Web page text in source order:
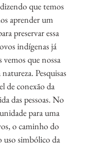
que temos
aprender um
preservar essa
indígenas já
que nossa
Pesquisas
de conexão da
das pessoas. No
para uma
o caminho do
uso simbólico da